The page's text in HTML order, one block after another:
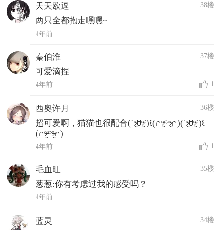
天天欧逗 38楼
两只全都抱走嘿嘿~
4年前
秦伯淮 37楼
可爱滴捏
4年前 1
西奥许月 36楼
超可爱啊，猫猫也很配合(ˊᵒ̴̶̷̤ꇴᵒ̴̶̷̤ˋ)꒰(∩ᵒ̴̶̷̤⌔ᵒ̴̶̷̤∩)(ˊᵒ̴̶̷̤ꇴᵒ̴̶̷̤ˋ)꒰
(∩ᵒ̴̶̷̤⌔ᵒ̴̶̷̤∩)
4年前 1
毛血旺 35楼
葱葱:你有考虑过我的感受吗？
4年前
蓝灵 34楼